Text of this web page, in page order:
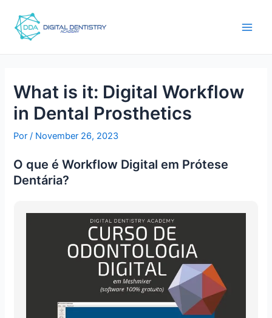
para
What is it: Digital Workflow
in Dental Prosthetics
Por/ November 26, 2023
O que é Workflow Digital em Prótese
Dentária?
navigation